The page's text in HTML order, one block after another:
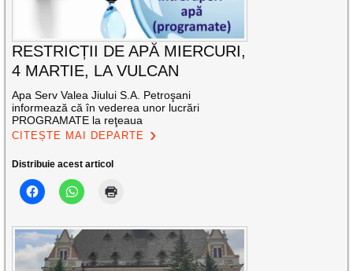
RESTRICȚII DE APĂ MIERCURI,
4 MARTIE, LA VULCAN
Apa Serv Valea Jiului S.A. Petroşani
informează că în vederea unor lucrări
PROGRAMATE la reţeaua
CITEȘTE MAI DEPARTE
Distribuie acest articol